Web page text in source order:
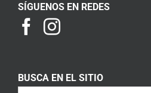
SÍGUENOS EN REDES
BUSCA EN EL SITIO